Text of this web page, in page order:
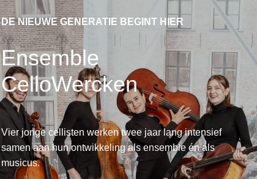
DE NIEUWE GENERATIE BEGINT HIER
Ensemble
CelloWercken
Vier jonge cellisten werken twee jaar lang intensief
samen aan hun ontwikkeling als ensemble én als
musicus.